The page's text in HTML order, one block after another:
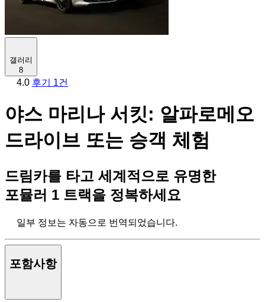
갤러리
8
4.0 후기 1건
야스 마리나 서킷: 알파로메오
드라이브 또는 승객 체험
드림카를 타고 세계적으로 유명한
포뮬러 1 트랙을 정복하세요
일부 정보는 자동으로 번역되었습니다.
포함사항